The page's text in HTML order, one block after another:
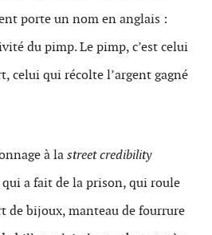
porte un nom en anglais :
du pimp. Le pimp, c’est celui
celui qui récolte l’argent gagné
à lastreet credibility
a fait de la prison, qui roule
de bijoux, manteau de fourrure